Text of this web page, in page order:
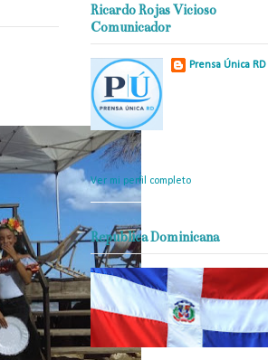
Ricardo Rojas Vicioso
Comunicador
Prensa Única RD
objetividad, veracidad y criterio
periodístico en todo momento.
Ver mi perfil completo
Republica Dominicana